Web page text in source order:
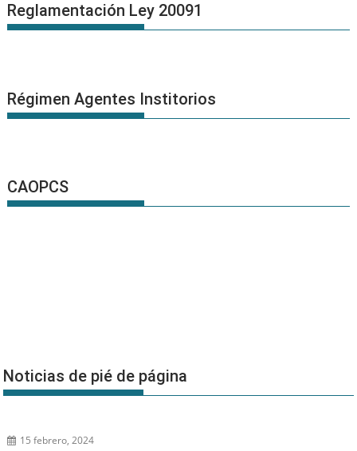
Reglamentación Ley 20091
Régimen Agentes Institorios
CAOPCS
Noticias de pié de página
15 febrero, 2024